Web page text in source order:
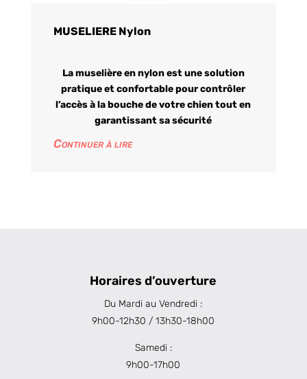
MUSELIERE Nylon
La muselière en nylon est une solution
pratique et confortable pour contrôler
l’accès à la bouche de votre chien tout en
garantissant sa sécurité
Continuer à lire
Horaires d’ouverture
Du Mardi au Vendredi :
9h00-12h30 / 13h30-18h00
Samedi :
9h00-17h00